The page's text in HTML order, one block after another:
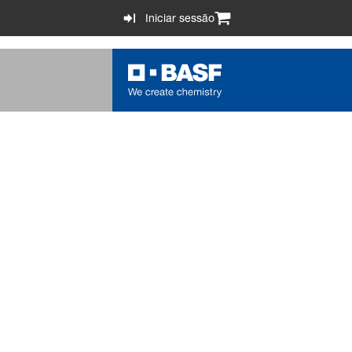
Iniciar sessão